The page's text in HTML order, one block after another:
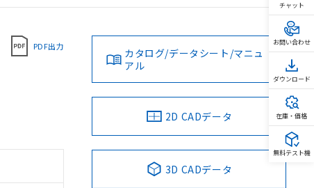
PDF出力
カタログ/データシート/マニュ
アル
2D CADデータ
3D CADデータ
チャット
お問い合わせ
ダウンロード
在庫・価格
無料テスト機